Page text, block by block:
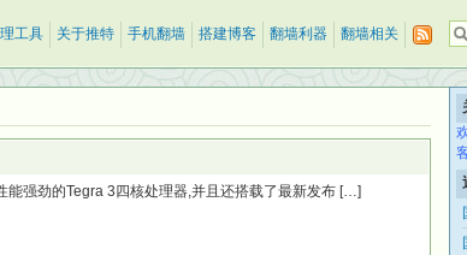
工具 关于推特 手机翻墙 搭建博客 翻墙利器 翻墙相关
强劲的Tegra 3四核处理器,并且还搭载了最新发布 […]